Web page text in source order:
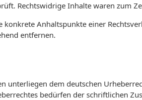
Rechtswidrige Inhalte waren zum
Anhaltspunkte einer
entfernen.
unterliegen dem deutschen
bedürfen der schriftlichen